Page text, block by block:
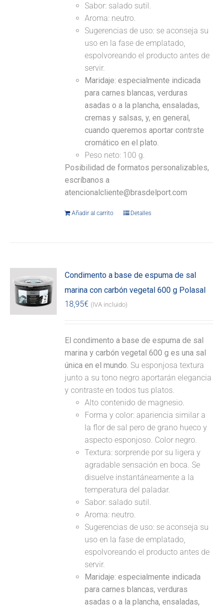
Sabor: salado sutil.
Aroma: neutro.
Sugerencias de uso: se aconseja su
uso en la fase de emplatado,
espolvoreando el producto antes de
servir.
Maridaje: especialmente indicada
para carnes blancas, verduras
asadas o a la plancha, ensaladas,
cremas y salsas, y, en general,
cuando queremos aportar contrste
cromático en el plato.
Peso neto: 100 g.
Posibilidad de formatos personalizables,
escríbanos a
atencionalcliente@brasdelport.com
Añadir al carrito Detalles
Condimento a base de espuma de sal
marina con carbón vegetal 600 g Polasal
18,95€ (IVA incluido)
El condimento a base de espuma de sal
marina y carbón vegetal 600 g es una sal
única en el mundo. Su esponjosa textura
junto a su tono negro aportarán elegancia
y contraste en todos tus platos.
Alto contenido de magnesio.
Forma y color: apariencia similar a
la flor de sal pero de grano hueco y
aspecto esponjoso. Color negro.
Textura: sorprende por su ligera y
agradable sensación en boca. Se
disuelve instantáneamente a la
temperatura del paladar.
Sabor: salado sutil.
Aroma: neutro.
Sugerencias de uso: se aconseja su
uso en la fase de emplatado,
espolvoreando el producto antes de
servir.
Maridaje: especialmente indicada
para carnes blancas, verduras
asadas o a la plancha, ensaladas,